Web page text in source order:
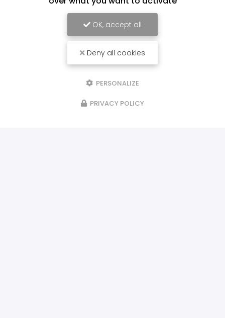
OK, accept all
Deny all cookies
PERSONALIZE
PRIVACY POLICY